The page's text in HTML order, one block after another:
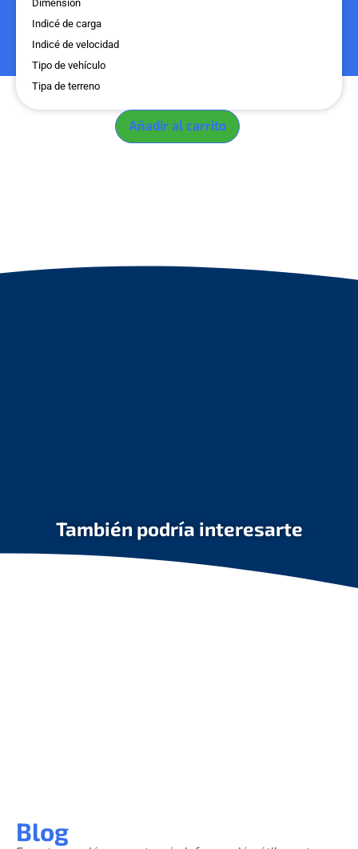
Dimensión
Indicé de carga
Indicé de velocidad
Tipo de vehículo
Tipa de terreno
Añadir al carrito
También podría interesarte
Blog